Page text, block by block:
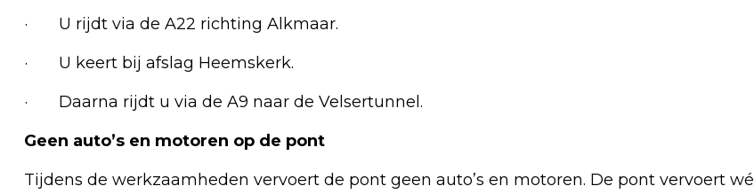
· U rijdt via de A22 richting Alkmaar.
· U keert bij afslag Heemskerk.
· Daarna rijdt u via de A9 naar de Velsertunnel.
Geen auto’s en motoren op de pont
Tijdens de werkzaamheden vervoert de pont geen auto’s en motoren. De pont vervoert wél